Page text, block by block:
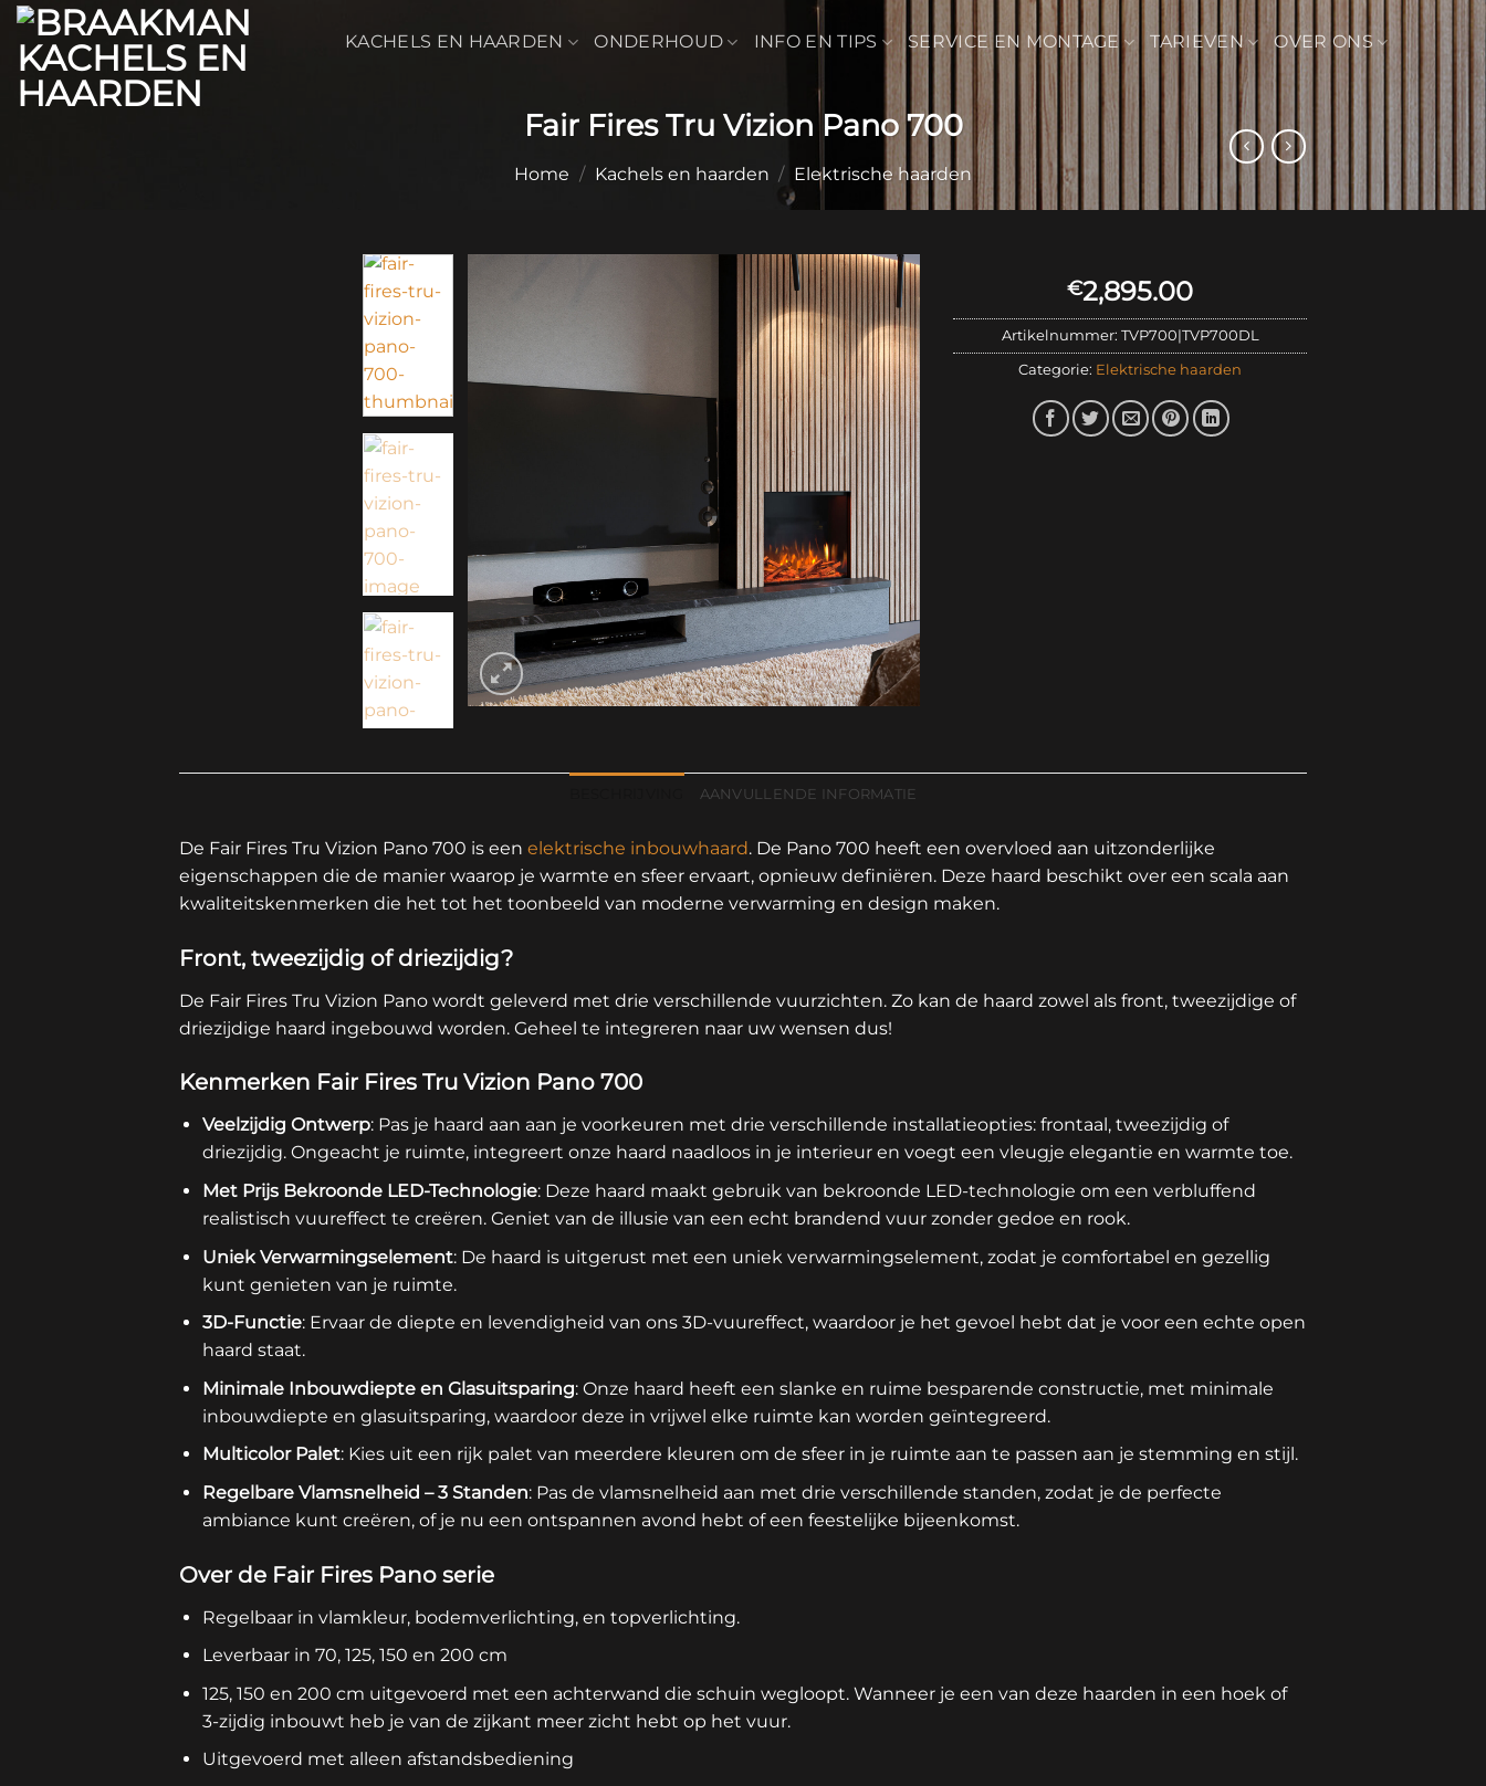
Ga
naar
inhoud
KACHELS EN HAARDEN ONDERHOUD INFO EN TIPS SERVICE EN MONTAGE TARIEVEN OVER ONS
Fair Fires Tru Vizion Pano 700
Home / Kachels en haarden / Elektrische haarden
€2,895.00
Artikelnummer: TVP700|TVP700DL
Categorie: Elektrische haarden
AANVULLENDE INFORMATIE
De Fair Fires Tru Vizion Pano 700 is een elektrische inbouwhaard. De Pano 700 heeft een overvloed aan uitzonderlijke
eigenschappen die de manier waarop je warmte en sfeer ervaart, opnieuw definiëren. Deze haard beschikt over een scala aan
kwaliteitskenmerken die het tot het toonbeeld van moderne verwarming en design maken.
Front, tweezijdig of driezijdig?
De Fair Fires Tru Vizion Pano wordt geleverd met drie verschillende vuurzichten. Zo kan de haard zowel als front, tweezijdige of
driezijdige haard ingebouwd worden. Geheel te integreren naar uw wensen dus!
Kenmerken Fair Fires Tru Vizion Pano 700
Veelzijdig Ontwerp: Pas je haard aan aan je voorkeuren met drie verschillende installatieopties: frontaal, tweezijdig of
driezijdig. Ongeacht je ruimte, integreert onze haard naadloos in je interieur en voegt een vleugje elegantie en warmte toe.
Met Prijs Bekroonde LED-Technologie: Deze haard maakt gebruik van bekroonde LED-technologie om een verbluffend
realistisch vuureffect te creëren. Geniet van de illusie van een echt brandend vuur zonder gedoe en rook.
Uniek Verwarmingselement: De haard is uitgerust met een uniek verwarmingselement, zodat je comfortabel en gezellig
kunt genieten van je ruimte.
3D-Functie: Ervaar de diepte en levendigheid van ons 3D-vuureffect, waardoor je het gevoel hebt dat je voor een echte open
haard staat.
Minimale Inbouwdiepte en Glasuitsparing: Onze haard heeft een slanke en ruime besparende constructie, met minimale
inbouwdiepte en glasuitsparing, waardoor deze in vrijwel elke ruimte kan worden geïntegreerd.
Multicolor Palet: Kies uit een rijk palet van meerdere kleuren om de sfeer in je ruimte aan te passen aan je stemming en stijl.
Regelbare Vlamsnelheid – 3 Standen: Pas de vlamsnelheid aan met drie verschillende standen, zodat je de perfecte
ambiance kunt creëren, of je nu een ontspannen avond hebt of een feestelijke bijeenkomst.
Over de Fair Fires Pano serie
Regelbaar in vlamkleur, bodemverlichting, en topverlichting.
Leverbaar in 70, 125, 150 en 200 cm
125, 150 en 200 cm uitgevoerd met een achterwand die schuin wegloopt. Wanneer je een van deze haarden in een hoek of
3-zijdig inbouwt heb je van de zijkant meer zicht hebt op het vuur.
Uitgevoerd met alleen afstandsbediening